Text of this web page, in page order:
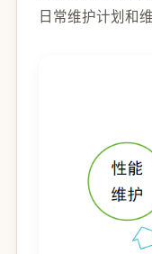
日常维护计划和